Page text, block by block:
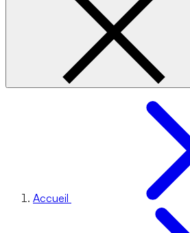
Accueil